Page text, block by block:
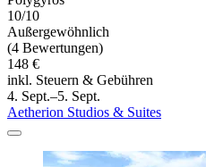
10/10
Außergewöhnlich
(4 Bewertungen)
148 €
inkl. Steuern & Gebühren
4. Sept.–5. Sept.
Aetherion Studios & Suites